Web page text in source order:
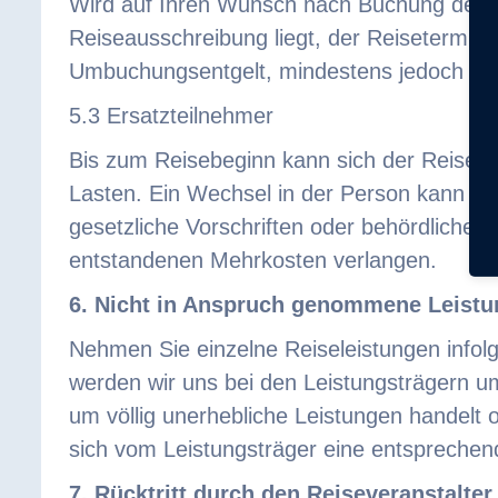
Reiseausschreibung liegt, der
Umbuchungsentgelt, mindestens jedoch €
5.3 Ersatzteilnehmer
Bis zum Reisebeginn kann sich der
Lasten. Ein Wechsel in der Person kann
gesetzliche Vorschriften oder behördliche
entstandenen Mehrkosten verlangen.
6. Nicht in Anspruch genommene
Nehmen Sie einzelne Reiseleistungen
werden wir uns bei den Leistungsträgern
um völlig unerhebliche Leistungen
sich vom Leistungsträger eine
7. Rücktritt durch den Reiseveranstalter